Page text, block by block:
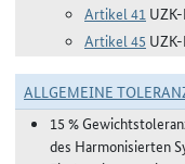
Artikel 41
Artikel 45
ALLGEMEINE
15 %
des Harmonisierten